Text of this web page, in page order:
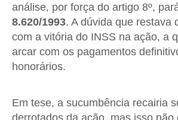
análise, por força do artigo 8º,
8.620/1993. A dúvida que restava
com a vitória do INSS na ação, a
arcar com os pagamentos
honorários.
Em tese, a sucumbência recairia
derrotados da ação, mas isso não